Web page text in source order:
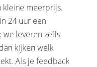
kleine meerprijs.
24 uur een
we leveren zelfs
kijken welk
Als je feedback